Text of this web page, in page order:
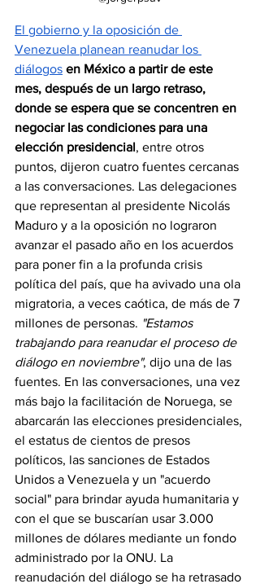
El gobierno y la oposición de
Venezuela planean reanudar los
diálogos en México a partir de este
mes, después de un largo retraso,
donde se espera que se concentren en
negociar las condiciones para una
elección presidencial, entre otros
puntos, dijeron cuatro fuentes cercanas
a las conversaciones. Las delegaciones
que representan al presidente Nicolás
Maduro y a la oposición no lograron
avanzar el pasado año en los acuerdos
para poner fin a la profunda crisis
política del país, que ha avivado una ola
migratoria, a veces caótica, de más de 7
millones de personas. "Estamos
trabajando para reanudar el proceso de
diálogo en noviembre", dijo una de las
fuentes. En las conversaciones, una vez
más bajo la facilitación de Noruega, se
abarcarán las elecciones presidenciales,
el estatus de cientos de presos
políticos, las sanciones de Estados
Unidos a Venezuela y un "acuerdo
social" para brindar ayuda humanitaria y
con el que se buscarían usar 3.000
millones de dólares mediante un fondo
administrado por la ONU. La
reanudación del diálogo se ha retrasado